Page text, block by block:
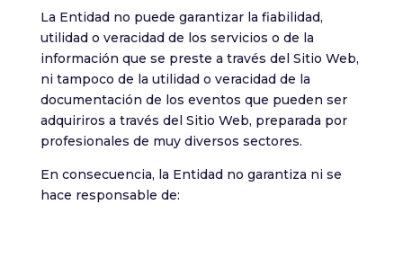
La Entidad no puede garantizar la fiabilidad,
utilidad o veracidad de los servicios o de la
información que se preste a través del Sitio Web,
ni tampoco de la utilidad o veracidad de la
documentación de los eventos que pueden ser
adquiriros a través del Sitio Web, preparada por
profesionales de muy diversos sectores.
En consecuencia, la Entidad no garantiza ni se
hace responsable de: